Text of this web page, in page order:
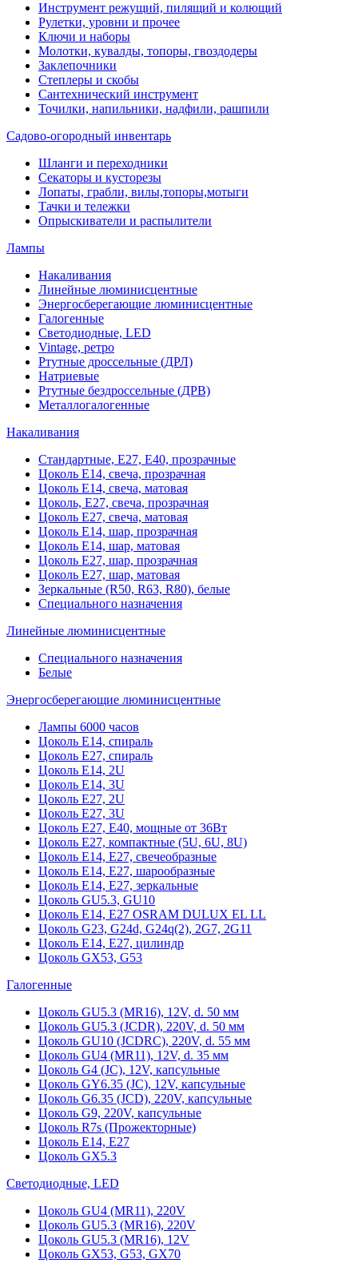
Инструмент режущий, пилящий и колющий
Рулетки, уровни и прочее
Ключи и наборы
Молотки, кувалды, топоры, гвоздодеры
Заклепочники
Степлеры и скобы
Сантехнический инструмент
Точилки, напильники, надфили, рашпили
Садово-огородный инвентарь
Шланги и переходники
Секаторы и кусторезы
Лопаты, грабли, вилы,топоры,мотыги
Тачки и тележки
Опрыскиватели и распылители
Лампы
Накаливания
Линейные люминисцентные
Энергосберегающие люминисцентные
Галогенные
Светодиодные, LED
Vintage, ретро
Ртутные дроссельные (ДРЛ)
Натриевые
Ртутные бездроссельные (ДРВ)
Металлогалогенные
Накаливания
Стандартные, Е27, Е40, прозрачные
Цоколь Е14, свеча, прозрачная
Цоколь Е14, свеча, матовая
Цоколь, Е27, свеча, прозрачная
Цоколь Е27, свеча, матовая
Цоколь Е14, шар, прозрачная
Цоколь Е14, шар, матовая
Цоколь Е27, шар, прозрачная
Цоколь Е27, шар, матовая
Зеркальные (R50, R63, R80), белые
Специального назначения
Линейные люминисцентные
Специального назначения
Белые
Энергосберегающие люминисцентные
Лампы 6000 часов
Цоколь Е14, спираль
Цоколь Е27, спираль
Цоколь Е14, 2U
Цоколь Е14, 3U
Цоколь Е27, 2U
Цоколь Е27, 3U
Цоколь Е27, Е40, мощные от 36Вт
Цоколь Е27, компактные (5U, 6U, 8U)
Цоколь Е14, Е27, свечеобразные
Цоколь Е14, Е27, шарообразные
Цоколь Е14, Е27, зеркальные
Цоколь GU5.3, GU10
Цоколь Е14, Е27 OSRAM DULUX EL LL
Цоколь G23, G24d, G24q(2), 2G7, 2G11
Цоколь Е14, Е27, цилиндр
Цоколь GX53, G53
Галогенные
Цоколь GU5.3 (MR16), 12V, d. 50 мм
Цоколь GU5.3 (JCDR), 220V, d. 50 мм
Цоколь GU10 (JCDRC), 220V, d. 55 мм
Цоколь GU4 (MR11), 12V, d. 35 мм
Цоколь G4 (JC), 12V, капсульные
Цоколь GY6.35 (JC), 12V, капсульные
Цоколь G6.35 (JCD), 220V, капсульные
Цоколь G9, 220V, капсульные
Цоколь R7s (Прожекторные)
Цоколь E14, E27
Цоколь GX5.3
Светодиодные, LED
Цоколь GU4 (MR11), 220V
Цоколь GU5.3 (MR16), 220V
Цоколь GU5.3 (MR16), 12V
Цоколь GX53, G53, GX70